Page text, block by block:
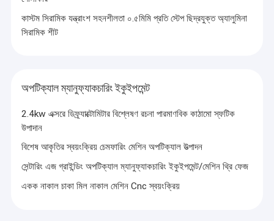
কাস্টম সিরামিক যন্ত্রাংশ সহনশীলতা ০.৫মিমি প্রতি স্টেপ ছিদ্রযুক্ত অ্যালুমিনা
সিরামিক শীট
অপটিক্যাল ম্যানুফ্যাকচারিং ইকুইপমেন্ট
2.4kw এক্সরে ডিফ্র্যাক্টোমিটার বিশ্লেষণ রচনা পারমাণবিক কাঠামো স্ফটিক
উপাদান
বিশেষ আকৃতির স্বয়ংক্রিয় চেমফারিং মেশিন অপটিক্যাল উত্পাদন
সেন্টারিং এজ গ্রাইন্ডিং অপটিক্যাল ম্যানুফ্যাকচারিং ইকুইপমেন্ট/মেশিন থ্রি ফেজ
একক নাকাল চাকা মিল নাকাল মেশিন Cnc স্বয়ংক্রিয়